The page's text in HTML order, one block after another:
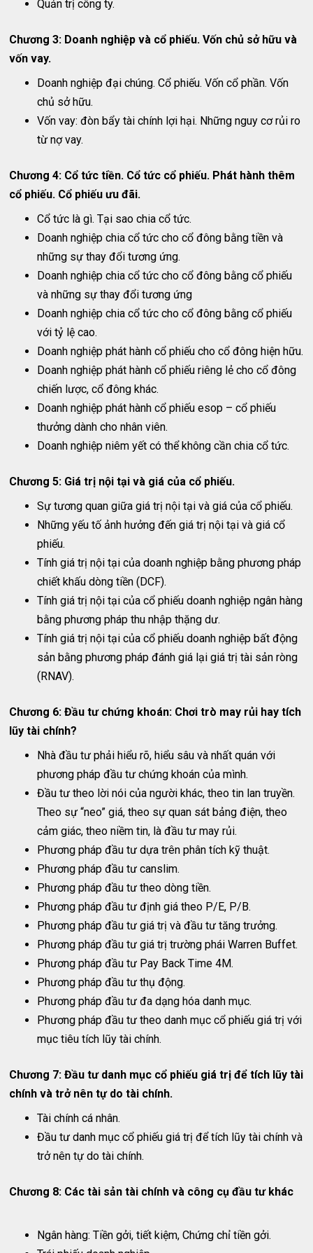
Quản trị công ty.
Chương 3: Doanh nghiệp và cổ phiếu. Vốn chủ sở hữu và
vốn vay.
Doanh nghiệp đại chúng. Cổ phiếu. Vốn cổ phần. Vốn
chủ sở hữu.
Vốn vay: đòn bẩy tài chính lợi hại. Những nguy cơ rủi ro
từ nợ vay.
Chương 4: Cổ tức tiền. Cổ tức cổ phiếu. Phát hành thêm
cổ phiếu. Cổ phiếu ưu đãi.
Cổ tức là gì. Tại sao chia cổ tức.
Doanh nghiệp chia cổ tức cho cổ đông bằng tiền và
những sự thay đổi tương ứng.
Doanh nghiệp chia cổ tức cho cổ đông bằng cổ phiếu
và những sự thay đổi tương ứng
Doanh nghiệp chia cổ tức cho cổ đông bằng cổ phiếu
với tỷ lệ cao.
Doanh nghiệp phát hành cổ phiếu cho cổ đông hiện hữu.
Doanh nghiệp phát hành cổ phiếu riêng lẻ cho cổ đông
chiến lược, cổ đông khác.
Doanh nghiệp phát hành cổ phiếu esop – cổ phiếu
thưởng dành cho nhân viên.
Doanh nghiệp niêm yết có thể không cần chia cổ tức.
Chương 5: Giá trị nội tại và giá của cổ phiếu.
Sự tương quan giữa giá trị nội tại và giá của cổ phiếu.
Những yếu tố ảnh hưởng đến giá trị nội tại và giá cổ
phiếu.
Tính giá trị nội tại của doanh nghiệp bằng phương pháp
chiết khấu dòng tiền (DCF).
Tính giá trị nội tại của cổ phiếu doanh nghiệp ngân hàng
bằng phương pháp thu nhập thặng dư.
Tính giá trị nội tại của cổ phiếu doanh nghiệp bất động
sản bằng phương pháp đánh giá lại giá trị tài sản ròng
(RNAV).
Chương 6: Đầu tư chứng khoán: Chơi trò may rủi hay tích
lũy tài chính?
Nhà đầu tư phải hiểu rõ, hiểu sâu và nhất quán với
phương pháp đầu tư chứng khoán của mình.
Đầu tư theo lời nói của người khác, theo tin lan truyền.
Theo sự “neo” giá, theo sự quan sát bảng điện, theo
cảm giác, theo niềm tin, là đầu tư may rủi.
Phương pháp đầu tư dựa trên phân tích kỹ thuật.
Phương pháp đầu tư canslim.
Phương pháp đầu tư theo dòng tiền.
Phương pháp đầu tư định giá theo P/E, P/B.
Phương pháp đầu tư giá trị và đầu tư tăng trưởng.
Phương pháp đầu tư giá trị trường phái Warren Buffet.
Phương pháp đầu tư Pay Back Time 4M.
Phương pháp đầu tư thụ động.
Phương pháp đầu tư đa dạng hóa danh mục.
Phương pháp đầu tư theo danh mục cổ phiếu giá trị với
mục tiêu tích lũy tài chính.
Chương 7: Đầu tư danh mục cổ phiếu giá trị để tích lũy tài
chính và trở nên tự do tài chính.
Tài chính cá nhân.
Đầu tư danh mục cổ phiếu giá trị để tích lũy tài chính và
trở nên tự do tài chính.
Chương 8: Các tài sản tài chính và công cụ đầu tư khác
Ngân hàng: Tiền gởi, tiết kiệm, Chứng chỉ tiền gởi.